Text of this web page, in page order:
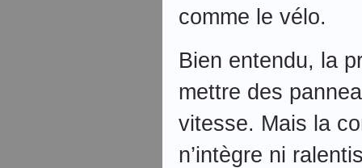
comme le vélo.
Bien entendu, la
mettre des
vitesse. Mais la
n’intègre ni